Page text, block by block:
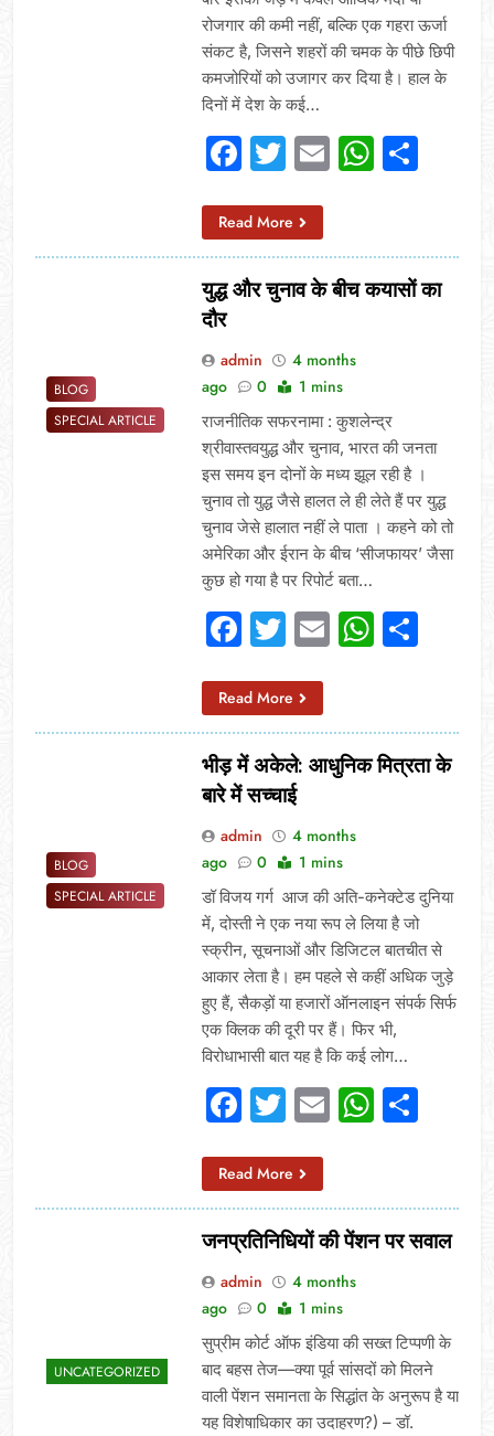
रोजगार की कमी नहीं, बल्कि एक गहरा ऊर्जा
संकट है, जिसने शहरों की चमक के पीछे छिपी
कमजोरियों को उजागर कर दिया है। हाल के
दिनों में देश के कई…
Facebook
Twitter
Email
Read More
BLOG
SPECIAL ARTICLE
युद्ध और चुनाव के बीच कयासों का
दौर
admin
4 months
ago
0 1 mins
राजनीतिक सफरनामा : कुशलेन्द्र
श्रीवास्तवयुद्ध और चुनाव, भारत की जनता
इस समय इन दोनों के मध्य झूल रही है ।
चुनाव तो युद्ध जैसे हालत ले ही लेते हैं पर युद्ध
चुनाव जेसे हालात नहीं ले पाता । कहने को तो
अमेरिका और ईरान के बीच ‘सीजफायर’ जैसा
कुछ हो गया है पर रिपोर्ट बता…
Facebook
Twitter
Email
Read More
BLOG
SPECIAL ARTICLE
भीड़ में अकेले: आधुनिक मित्रता के
बारे में सच्चाई
admin
4 months
ago
0 1 mins
डॉ विजय गर्ग आज की अति-कनेक्टेड दुनिया
में, दोस्ती ने एक नया रूप ले लिया है जो
स्क्रीन, सूचनाओं और डिजिटल बातचीत से
आकार लेता है। हम पहले से कहीं अधिक जुड़े
हुए हैं, सैकड़ों या हजारों ऑनलाइन संपर्क सिर्फ
एक क्लिक की दूरी पर हैं। फिर भी,
विरोधाभासी बात यह है कि कई लोग…
Facebook
Twitter
Email
Read More
UNCATEGORIZED
जनप्रतिनिधियों की पेंशन पर सवाल
admin
4 months
ago
0 1 mins
सुप्रीम कोर्ट ऑफ इंडिया की सख्त टिप्पणी के
बाद बहस तेज—क्या पूर्व सांसदों को मिलने
वाली पेंशन समानता के सिद्धांत के अनुरूप है या
यह विशेषाधिकार का उदाहरण?) – डॉ.